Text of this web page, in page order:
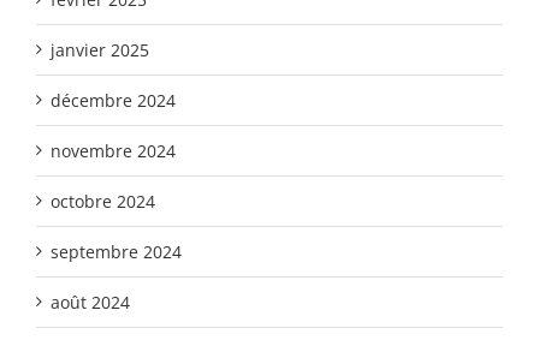
janvier 2025
décembre 2024
novembre 2024
octobre 2024
septembre 2024
août 2024